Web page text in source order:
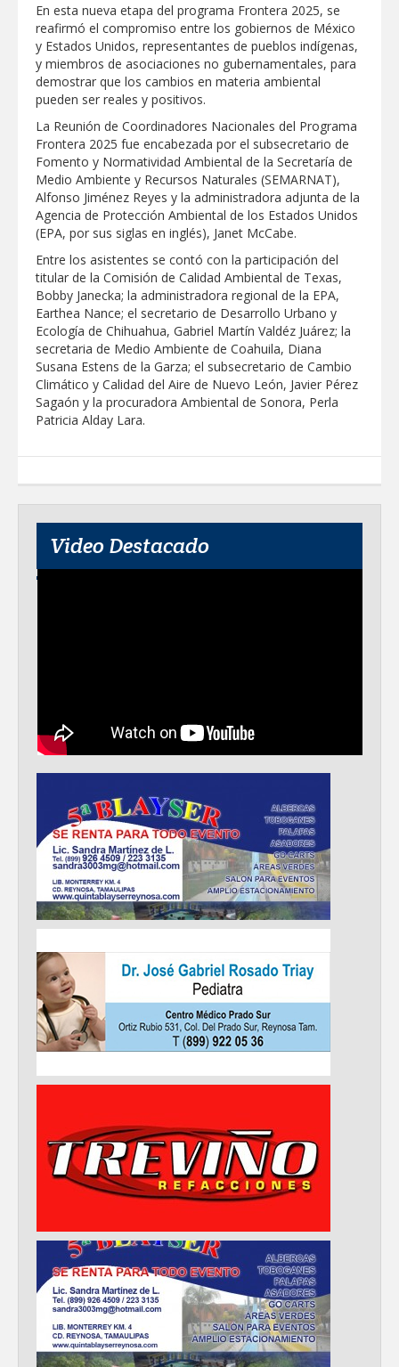
APOYA A GANADEROS DE NUEVO
LAREDO ANTE LA REAPERTURA DE LA
EXPORTACIÓN DE GANADO
Impulsa STPS ferias del empleo para
jóvenes en tres regiones de Tamaulipas
En esta nueva etapa del programa Frontera 2025, se
reafirmó el compromiso entre los gobiernos de México
y Estados Unidos, representantes de pueblos indígenas,
y miembros de asociaciones no gubernamentales, para
demostrar que los cambios en materia ambiental
pueden ser reales y positivos.
La Reunión de Coordinadores Nacionales del Programa
Frontera 2025 fue encabezada por el subsecretario de
Fomento y Normatividad Ambiental de la Secretaría de
Medio Ambiente y Recursos Naturales (SEMARNAT),
Alfonso Jiménez Reyes y la administradora adjunta de la
Agencia de Protección Ambiental de los Estados Unidos
(EPA, por sus siglas en inglés), Janet McCabe.
Entre los asistentes se contó con la participación del
titular de la Comisión de Calidad Ambiental de Texas,
Bobby Janecka; la administradora regional de la EPA,
Earthea Nance; el secretario de Desarrollo Urbano y
Ecología de Chihuahua, Gabriel Martín Valdéz Juárez; la
secretaria de Medio Ambiente de Coahuila, Diana
Susana Estens de la Garza; el subsecretario de Cambio
Climático y Calidad del Aire de Nuevo León, Javier Pérez
Sagaón y la procuradora Ambiental de Sonora, Perla
Patricia Alday Lara.
Video Destacado